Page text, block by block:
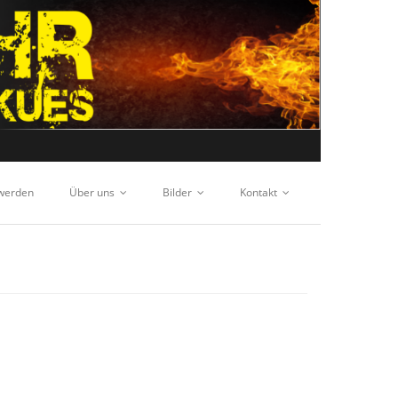
Über uns Bilder Kontakt